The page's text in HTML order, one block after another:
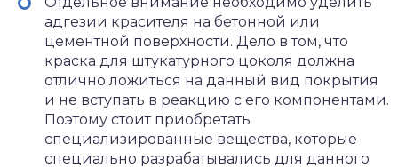
адгезии красителя на бетонной или
цементной поверхности. Дело в том, что
краска для штукатурного цоколя должна
отлично ложиться на данный вид покрытия
и не вступать в реакцию с его компонентами.
Поэтому стоит приобретать
специализированные вещества, которые
специально разрабатывались для данного